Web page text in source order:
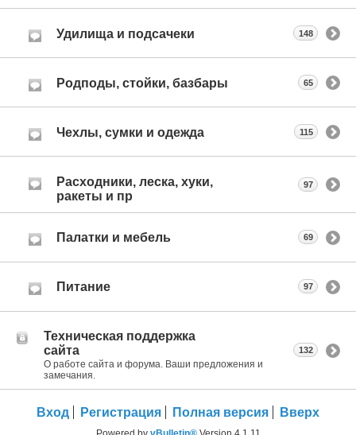
Удилища и подсачеки 148
Родподы, стойки, базбары 65
Чехлы, сумки и одежда 115
Расходники, леска, хуки,
ракеты и пр
97
Палатки и мебель 69
Питание 97
Техническая поддержка
сайта
О работе сайта и форума. Ваши предложения и
замечания.
132
Вход Регистрация Полная версия Вверх